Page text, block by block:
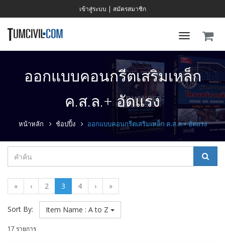
เข้าสู่ระบบ | สมัครสมาชิก
Toggle
ออกแบบคอนกรีตเสริมเหล็ก
ค.ส.ล.+ อัดแรง
หน้าหลัก ช้อปปิ้ง ออกแบบคอนกรีตเสริมเหล็ก ค.ส.ล.+ อัดแรง
« ‹ 2 3 4 › »
Sort By: Item Name : A to Z
17 รายการ